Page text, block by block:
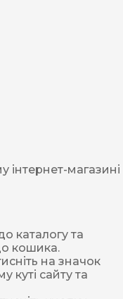
магазині
каталогу та
кошика.
на значок
куті сайту та